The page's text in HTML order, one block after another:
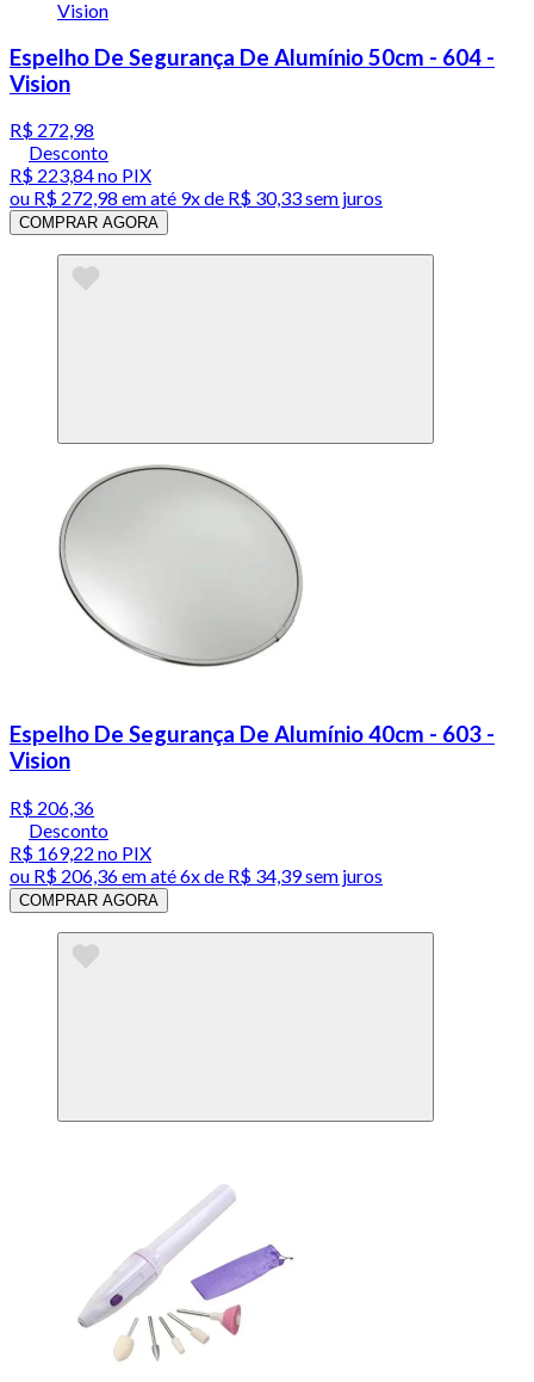
Espelho De Segurança De Alumínio 50cm - 604 -
Vision
R$ 272,98
Desconto
R$ 223,84no PIX
ou R$ 272,98 em até 9x de R$ 30,33 sem juros
COMPRAR AGORA
Espelho De Segurança De Alumínio 40cm - 603 -
Vision
R$ 206,36
Desconto
R$ 169,22 no PIX
ou R$ 206,36em até6x de R$ 34,39 sem juros
COMPRAR AGORA